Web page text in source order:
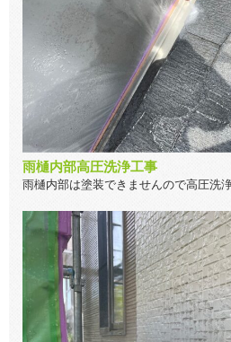
雨樋内部高圧洗浄工事
雨樋内部は塗装できませんので高圧洗